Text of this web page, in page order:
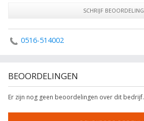
SCHRIJF BEOORDELING
0516-514002
BEOORDELINGEN
Er zijn nog geen beoordelingen over dit